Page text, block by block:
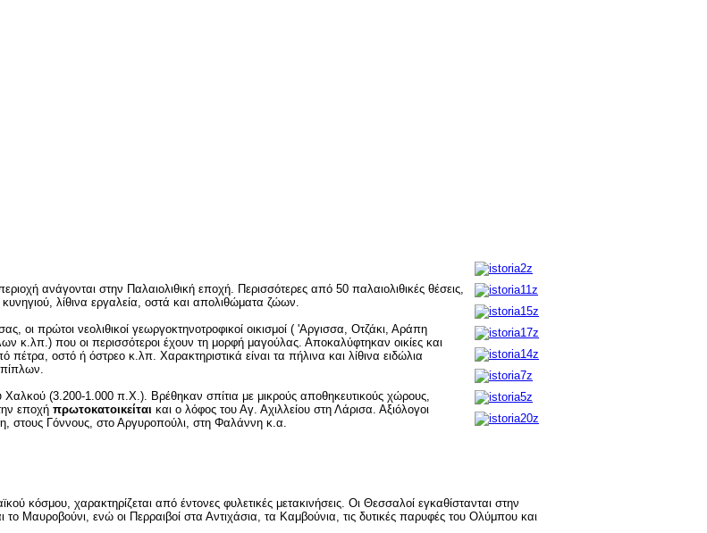
ανάγονται στην Παλαιολιθική εποχή. Περισσότερες από 50 παλαιολιθικές θέσεις,
λίθινα εργαλεία, οστά και απολιθώματα ζώων.
οι πρώτοι νεολιθικοί γεωργοκτηνοτροφικοί οικισμοί ( 'Αργισσα, Οτζάκι, Αράπη
κ.λπ.) που οι περισσότεροι έχουν τη μορφή μαγούλας. Αποκαλύφτηκαν οικίες και
οστό ή όστρεο κ.λπ. Χαρακτηριστικά είναι τα πήλινα και λίθινα ειδώλια
Χαλκού (3.200-1.000 π.Χ.). Βρέθηκαν σπίτια με μικρούς αποθηκευτικούς χώρους,
εποχή πρωτοκατοικείται και ο λόφος του Αγ. Αχιλλείου στη Λάρισα. Αξιόλογοι
στους Γόννους, στο Αργυροπούλι, στη Φαλάννη κ.α.
κόσμου, χαρακτηρίζεται από έντονες φυλετικές μετακινήσεις. Οι Θεσσαλοί εγκαθίστανται στην
Μαυροβούνι, ενώ οι Περραιβοί στα Αντιχάσια, τα Καμβούνια, τις δυτικές παρυφές του Ολύμπου και